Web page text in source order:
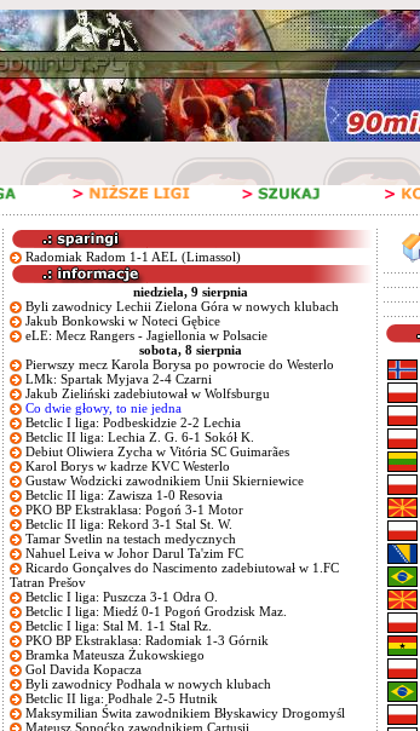
Radomiak Radom 1-1 AEL (Limassol)
niedziela, 9 sierpnia
Byli zawodnicy Lechii Zielona Góra w nowych klubach
Jakub Bonkowski w Noteci Gębice
eLE: Mecz Rangers - Jagiellonia w Polsacie
sobota, 8 sierpnia
Pierwszy mecz Karola Borysa po powrocie do Westerlo
LMk: Spartak Myjava 2-4 Czarni
Jakub Zieliński zadebiutował w Wolfsburgu
Co dwie głowy, to nie jedna
Betclic I liga: Podbeskidzie 2-2 Lechia
Betclic II liga: Lechia Z. G. 6-1 Sokół K.
Debiut Oliwiera Zycha w Vitória SC Guimarães
Karol Borys w kadrze KVC Westerlo
Gustaw Wodzicki zawodnikiem Unii Skierniewice
Betclic II liga: Zawisza 1-0 Resovia
PKO BP Ekstraklasa: Pogoń 3-1 Motor
Betclic II liga: Rekord 3-1 Stal St. W.
Tamar Svetlin na testach medycznych
Nahuel Leiva w Johor Darul Ta'zim FC
Ricardo Gonçalves do Nascimento zadebiutował w 1.FC
Tatran Prešov
Betclic I liga: Puszcza 3-1 Odra O.
Betclic I liga: Miedź 0-1 Pogoń Grodzisk Maz.
Betclic I liga: Stal M. 1-1 Stal Rz.
PKO BP Ekstraklasa: Radomiak 1-3 Górnik
Bramka Mateusza Żukowskiego
Gol Davida Kopacza
Byli zawodnicy Podhala w nowych klubach
Betclic II liga: Podhale 2-5 Hutnik
Maksymilian Świta zawodnikiem Błyskawicy Drogomyśl
Mateusz Sopoćko zawodnikiem Cartusii